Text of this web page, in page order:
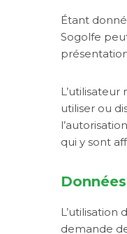
Étant
Sogolfe
utiliser ou
qui y sont
demande